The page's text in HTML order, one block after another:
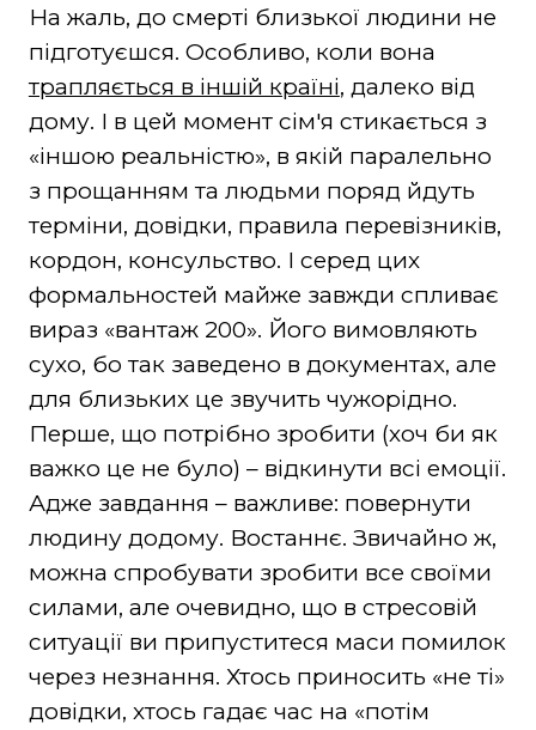
На жаль, до смерті близької людини не
підготуєшся. Особливо, коли вона
трапляється в іншій країні, далеко від
дому. І в цей момент сім'я стикається з
«іншою реальністю», в якій паралельно
з прощанням та людьми поряд йдуть
терміни, довідки, правила перевізників,
кордон, консульство. І серед цих
формальностей майже завжди спливає
вираз «вантаж 200». Його вимовляють
сухо, бо так заведено в документах, але
для близьких це звучить чужорідно.
Перше, що потрібно зробити (хоч би як
важко це не було) – відкинути всі емоції.
Адже завдання – важливе: повернути
людину додому. Востаннє. Звичайно ж,
можна спробувати зробити все своїми
силами, але очевидно, що в стресовій
ситуації ви припуститеся маси помилок
через незнання. Хтось приносить «не ті»
довідки, хтось гадає час на «потім